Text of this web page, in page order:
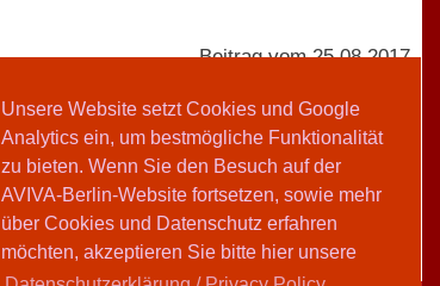
Unsere Website setzt Cookies und Google
Analytics ein, um bestmögliche Funktionalität
zu bieten. Wenn Sie den Besuch auf der
AVIVA-Berlin-Website fortsetzen, sowie mehr
über Cookies und Datenschutz erfahren
möchten, akzeptieren Sie bitte hier unsere
Beitrag vom 25.08.2017
Doris Hermanns
Teilen